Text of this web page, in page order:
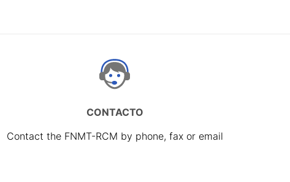
CONTACTO
Contact the FNMT-RCM by phone, fax or email